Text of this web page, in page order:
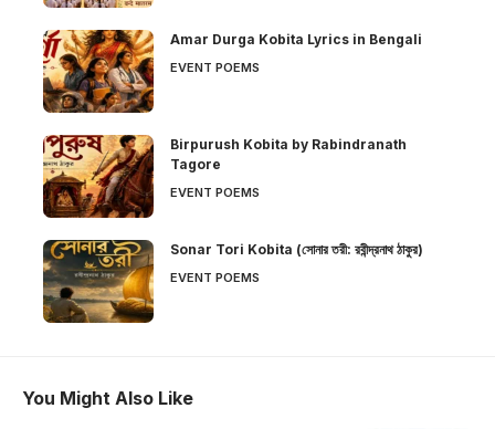
Amar Durga Kobita Lyrics in Bengali
EVENT POEMS
Birpurush Kobita by Rabindranath
Tagore
EVENT POEMS
Sonar Tori Kobita (সোনার তরী: রবীন্দ্রনাথ ঠাকুর)
EVENT POEMS
You Might Also Like